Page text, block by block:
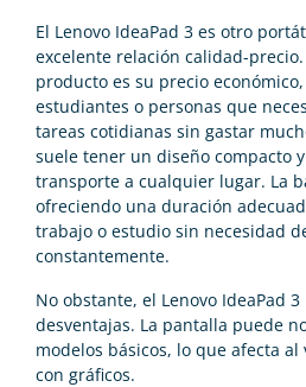
El Lenovo IdeaPad 3 es otro
excelente relación calidad-
producto es su precio
estudiantes o personas que
tareas cotidianas sin gastar
suele tener un diseño compacto
transporte a cualquier lugar. La
ofreciendo una duración
trabajo o estudio sin necesidad
constantemente.
No obstante, el Lenovo IdeaPad
desventajas. La pantalla puede
modelos básicos, lo que afecta
con gráficos.